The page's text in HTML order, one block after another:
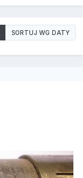
SORTUJ WG DATY